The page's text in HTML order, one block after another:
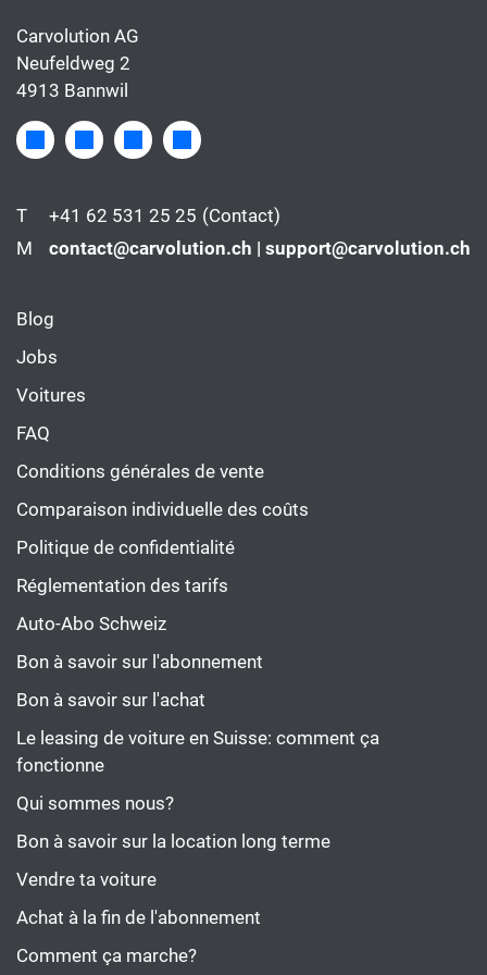
Carvolution AG
Neufeldweg 2
4913 Bannwil
T +41 62 531 25 25 (Contact)
M
contact@carvolution.ch | support@carvolution.ch
Blog
Jobs
Voitures
FAQ
Conditions générales de vente
Comparaison individuelle des coûts
Politique de confidentialité
Réglementation des tarifs
Auto-Abo Schweiz
Bon à savoir sur l'abonnement
Bon à savoir sur l'achat
Le leasing de voiture en Suisse: comment ça
fonctionne
Qui sommes nous?
Bon à savoir sur la location long terme
Vendre ta voiture
Achat à la fin de l'abonnement
Comment ça marche?